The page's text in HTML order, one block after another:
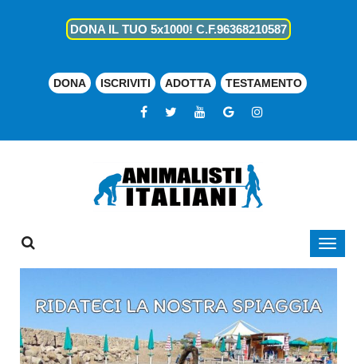
DONA IL TUO 5x1000! C.F.96368210587
DONA ISCRIVITI ADOTTA TESTAMENTO